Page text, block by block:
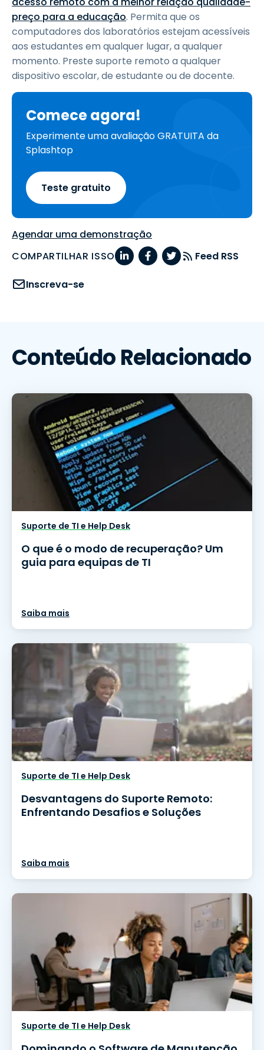
preço para a educação. Permita que os
computadores dos laboratórios estejam acessíveis
aos estudantes em qualquer lugar, a qualquer
momento. Preste suporte remoto a qualquer
dispositivo escolar, de estudante ou de docente.
Comece agora!
Experimente uma avaliação GRATUITA da
Splashtop
Teste gratuito
Agendar uma demonstração
COMPARTILHAR ISSO
Feed RSS
Inscreva-se
Conteúdo Relacionado
Suporte de TI e Help Desk
O que é o modo de recuperação? Um
guia para equipas de TI
Saiba mais
Suporte de TI e Help Desk
Desvantagens do Suporte Remoto:
Enfrentando Desafios e Soluções
Saiba mais
Suporte de TI e Help Desk